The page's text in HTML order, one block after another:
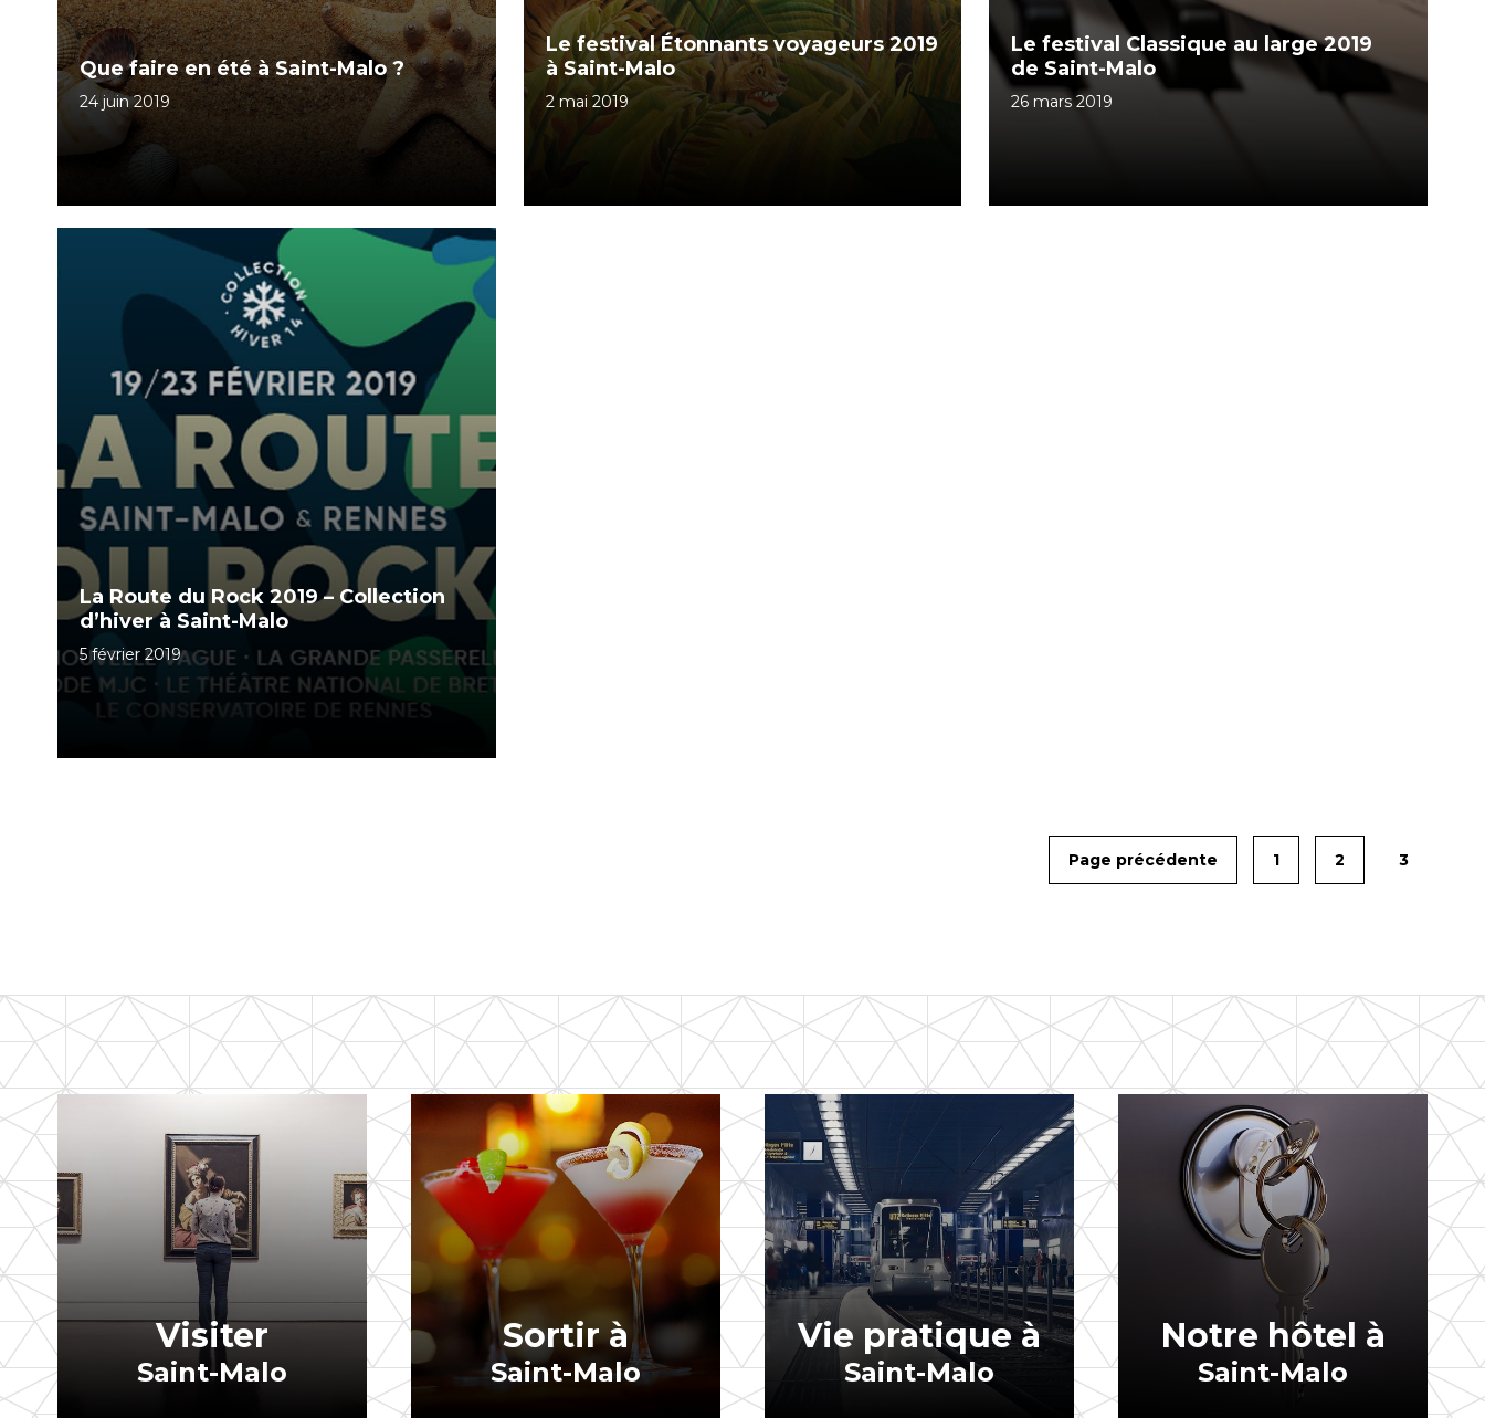
Que faire en été à Saint-Malo ?
24 juin 2019
Le festival Étonnants voyageurs 2019
à Saint-Malo
2 mai 2019
Le festival Classique au large 2019
de Saint-Malo
26 mars 2019
La Route du Rock 2019 – Collection
d’hiver à Saint-Malo
5 février 2019
Page précédente 1 2 3
Visiter
Saint-Malo
Sortir à
Saint-Malo
Vie pratique à
Saint-Malo
Notre hôtel à
Saint-Malo